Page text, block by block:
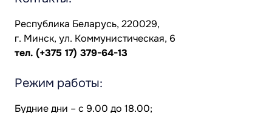
Республика Беларусь, 220029,
г. Минск, ул. Коммунистическая, 6
тел. (+375 17) 379-64-13
Режим работы:
Будние дни – с 9.00 до 18.00;